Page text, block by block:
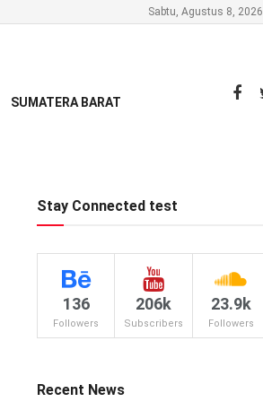
Sabtu, Agustus 8, 2026
SUMATERA BARAT
Stay Connected test
136
Followers
206k
Subscribers
23.9k
Followers
Recent News